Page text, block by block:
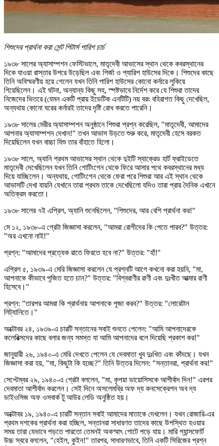
শিশুদের প্রার্থনা করা সেন্ট পিটার্স পারিশ চার্চ
১৯৩৮ সালের অ্যাসাম্পশন ফেস্টিভালে, মাতৃদেবী আভাসের স্থান থেকে কবরস্থানের
দিকে যাওয়া রাস্তার উপরে উড়েছিল এবং গির্জা ও প্যারিশ হাউসের দিকে। শিশুদের কাছে
তিনি অবিস্মরণীয় হয়ে গেলেন যখন তিনি পারিশ হাউসের কোনো কর্নারে লুকিয়ে
গিয়েছিলেন। এই ঘটনা, অন্যান্য কিছু সহ, স্পষ্টভাবে নির্দেশ করে যে শিশুরা তাদের
নিজেদের ভিতরে (যেমন একটি প্রায় ইডেটিক এনটিটি) নয় বরং বহিরাগত কিছু দেখেছিল,
অন্যথায় কোনো ঘরের কর্নারই তাদের দৃষ্টি রোধ করতে পারেনি।
১৯৩৮ সালের মেরীর অ্যাসাম্পশন অনুষ্ঠানে শিশুরা প্রশ্ন করেছিল, "মাতৃদেবী, আমাদের
আপনার অ্যাসাম্পশন দেখান!" তখন আভাস উড়তে শুরু করে, মাতৃদেবী হেসে বরকত
দিয়েছিলেন যখন বাচ্চা যিশু তার বাঁহাতে হিলো।
১৯৩৮ সালে, অ্যানি প্রথম আভাসের স্থান থেকে দুইটি স্যাক্রেড হার্ট ফ্রাইডেতে
মাতৃদেবী দেখেছিলেন যখন তিনি গোটিংগেন থেকে ফিরে আসার পথে কবরস্থানের মধ্য
দিয়ে যাচ্ছিলেন। অন্যথায়, গোটিংগেন থেকে ফেরা পরে শিশুরা আর এই স্থান থেকে
আভাসটি দেখা যায়নি যেখানে তারা প্রথম তাকে দেখেছিলো যদিও তারা প্রায় দৈনিক এখানে
অতিক্রম করতো।
১৯৩৮ সালের ৭ই এপ্রিল, অ্যানি শুনেছিলেন, "শিশুদের, আর বেশি প্রার্থনা কর!"
মে ১২, ১৯৩৮-এ গ্রেটা জিজ্ঞাসা করলেন, "আমরা রোগীদের কি পেতে পারব?" উত্তর:
"অর এখনো নাই!"
প্রশ্ন: "আমাদের প্রত্যেক রাতে ফিরতে হবে না?" উত্তর: "হাঁ!"
এপ্রিল ৫, ১৯৩৯-এ মেরি জিজ্ঞাসা করলেন যে প্রশ্নটি আগে কখনো করা হয়নি, "মা,
আপনাকে কীভাবে পূজিত হতে চান?" উত্তর: "বিশ্বরাণীর রাণী এবং দুঃখীত আত্মার রাণী
হিসেবে।"
প্রশ্ন: "তারপর আমরা কি প্রার্থনায় আপনাকে পূজা করব?" উত্তর: "লোরেটান
লিট্যানিতে।"
অক্টোবর ২৪, ১৯৩৯-এ চারটি সন্তানের সবাই শুনতে পেলেন: "আমি আপনাদেরকে
কলেরিক্সদের কাছে বলার জন্য সমস্ত যা আমি আপনাদের বলে দিয়েছি প্রকাশ কর!"
জানুয়ারী ২৬, ১৯৪০-এ মেরি দেখতে পেলেন যে দেবমাতা খুব দুঃখিত এবং কাঁদছে। যখন
জিজ্ঞাসা করা হয়, "মা, কিছুটা কি হচ্ছে?" তিনি উত্তর দিলেন: "সন্তানরা, প্রার্থনা কর!"
সেপ্টেম্বর ২৯, ১৯৪০-এ গ্রেটা বললেন, "মা, কৃপয়া ডায়োসিসকে আশীর্বাদ দিন!" এরপর
দেবমাতা আশীর্বাদ করলেন। সেই দিনে অসলেমব্রি অফ দ্য কনসেক্রেশন অব দ্য
ডাইওসিজ অফ ওসবার্ক টু আউর লেডি অনুষ্ঠিত হয়।
অক্টোবর ১৯, ১৯৪০-এ চারটি সন্তান সবাই আমাদের মাতাকে দেখলেন। যখন রোজারি-এর
প্রথম দশকের প্রার্থনা করা হচ্ছিল, সন্তানরা সাধারণত তাদের কাছে উপস্থিত হওয়ার
সময় তারা যেভাবে পড়তে পারতো তেমনই অকস্মাৎ গোটে পড়ে যায়। মারি গ্যান্সফোর্ট
উচ্চ স্বরে বললেন, "হেইল, কুইন!" তারপর, সাধারণভাবে, তিনি একটি সিরিজের প্রশ্ন